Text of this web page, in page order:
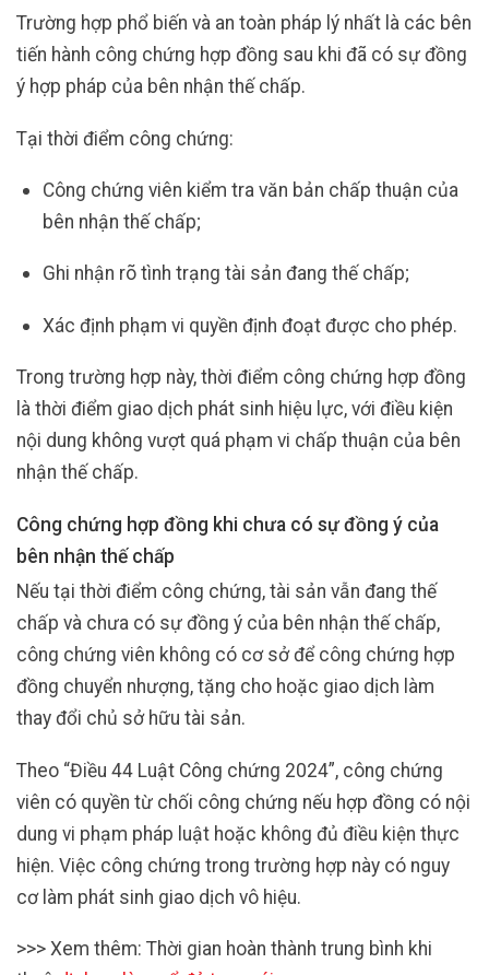
Trường hợp phổ biến và an toàn pháp lý nhất là các bên
tiến hành công chứng hợp đồng sau khi đã có sự đồng
ý hợp pháp của bên nhận thế chấp.
Tại thời điểm công chứng:
Công chứng viên kiểm tra văn bản chấp thuận của
bên nhận thế chấp;
Ghi nhận rõ tình trạng tài sản đang thế chấp;
Xác định phạm vi quyền định đoạt được cho phép.
Trong trường hợp này, thời điểm công chứng hợp đồng
là thời điểm giao dịch phát sinh hiệu lực, với điều kiện
nội dung không vượt quá phạm vi chấp thuận của bên
nhận thế chấp.
Công chứng hợp đồng khi chưa có sự đồng ý của
bên nhận thế chấp
Nếu tại thời điểm công chứng, tài sản vẫn đang thế
chấp và chưa có sự đồng ý của bên nhận thế chấp,
công chứng viên không có cơ sở để công chứng hợp
đồng chuyển nhượng, tặng cho hoặc giao dịch làm
thay đổi chủ sở hữu tài sản.
Theo “Điều 44 Luật Công chứng 2024”, công chứng
viên có quyền từ chối công chứng nếu hợp đồng có nội
dung vi phạm pháp luật hoặc không đủ điều kiện thực
hiện. Việc công chứng trong trường hợp này có nguy
cơ làm phát sinh giao dịch vô hiệu.
>>> Xem thêm: Thời gian hoàn thành trung bình khi